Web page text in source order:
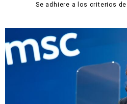
Se adhiere a los criterios de